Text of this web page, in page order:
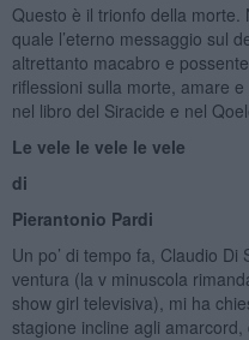
Questo è il trionfo della
quale l’eterno messaggio sul
altrettanto macabro e
riflessioni sulla morte, amare
nel libro del Siracide e nel
Le vele le vele le vele
di
Pierantonio Pardi
Un po’ di tempo fa, Claudio
ventura (la v minuscola
show girl televisiva), mi ha
stagione incline agli amarcord,